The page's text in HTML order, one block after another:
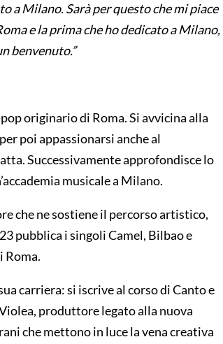
a Milano. Sarà per questo che mi piace
e la prima che ho dedicato a Milano,
benvenuto.”
originario di Roma. Si avvicina alla
poi appassionarsi anche al
Successivamente approfondisce lo
musicale a Milano.
che ne sostiene il percorso artistico,
pubblica i singoli Camel, Bilbao e
Roma.
carriera: si iscrive al corso di Canto e
produttore legato alla nuova
che mettono in luce la vena creativa